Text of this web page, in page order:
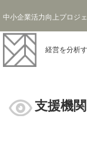
中小企業活力向上プロジ
経営を分析
支援機